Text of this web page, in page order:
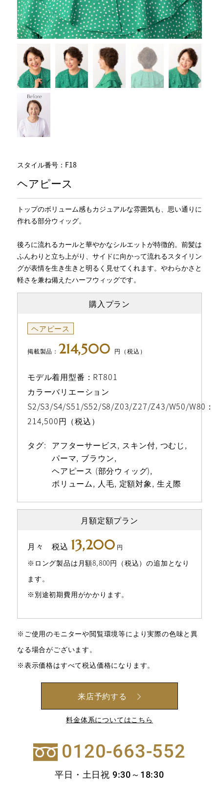
スタイル番号：F18
ヘアピース
トップのボリューム感もカジュアルな雰囲気も、思い通りに
作れる部分ウィッグ。
後ろに流れるカールと華やかなシルエットが特徴的。前髪は
ふんわりと立ち上がり、サイドに向かって流れるスタイリン
グが表情を生き生きと明るく見せてくれます。やわらかさと
軽さを兼ね備えたハーフウィッグです。
購入プラン
ヘアピース
掲載製品： 214,500 円（税込）
モデル着用型番：RT801
カラーバリエーション
S2/S3/S4/S51/S52/S8/Z03/Z27/Z43/W50/W80：
214,500円（税込）
タグ: アフターサービス スキン付 つむじ
パーマ ブラウン
ヘアピース (部分ウィッグ)
ボリューム
人毛 定額対象 生え際
月額定額プラン
月々 税込 13,200 円
※ロング製品は月額8,800円（税込）の追加となり
ます。
※別途初期費用がかかります。
※ご使用のモニターや閲覧環境等により実際の色味と異
なる場合がございます。
※表示価格はすべて税込価格になります。
来店予約する
料金体系についてはこちら
0120-663-552
平日・土日祝 9:30～18:30